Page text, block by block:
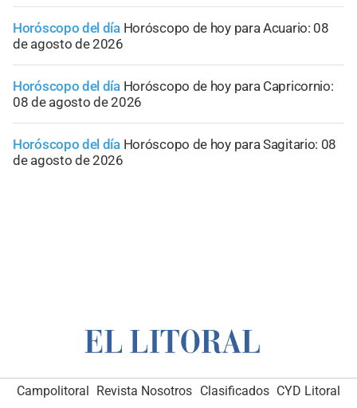
Horóscopo del día Horóscopo de hoy para Acuario: 08
de agosto de 2026
Horóscopo del día Horóscopo de hoy para Capricornio:
08 de agosto de 2026
Horóscopo del día Horóscopo de hoy para Sagitario: 08
de agosto de 2026
Campolitoral Revista Nosotros Clasificados CYD Litoral